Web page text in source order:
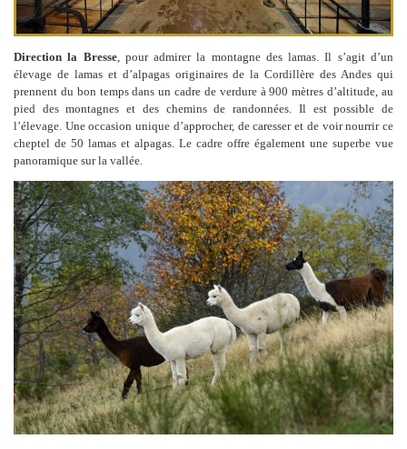
Direction la Bresse, pour admirer la montagne des lamas. Il s’agit d’un
élevage de lamas et d’alpagas originaires de la Cordillère des Andes qui
prennent du bon temps dans un cadre de verdure à 900 mètres d’altitude, au
pied des montagnes et des chemins de randonnées. Il est possible de
l’élevage. Une occasion unique d’approcher, de caresser et de voir nourrir ce
cheptel de 50 lamas et alpagas. Le cadre offre également une superbe vue
panoramique sur la vallée.